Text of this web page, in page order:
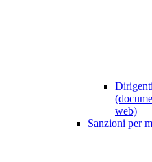
web)
Sanzioni per